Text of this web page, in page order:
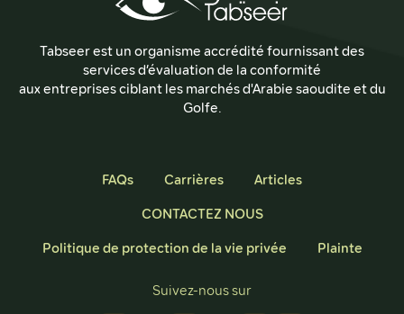
Tabseer est un organisme accrédité fournissant des
services d’évaluation de la conformité
aux entreprises ciblant les marchés d'Arabie saoudite et du
Golfe.
FAQs Carrières Articles
CONTACTEZ NOUS
Politique de protection de la vie privée Plainte
Suivez-nous sur